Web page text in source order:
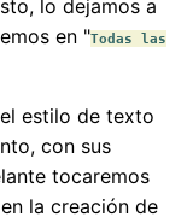
lo dejamos a
en "Todas las
estilo de texto
con sus
tocaremos
la creación de